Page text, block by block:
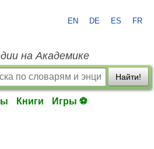
EN DE ES FR
на Академике
Найти!
Книги Игры ⚽